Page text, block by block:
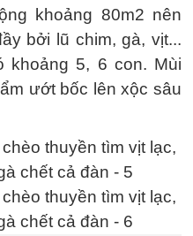
khoảng 80m2 nên
bởi lũ chim, gà, vịt...
khoảng 5, 6 con. Mùi
ướt bốc lên xộc sâu